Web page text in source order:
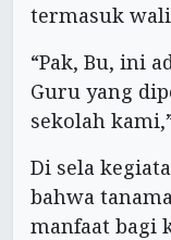
termasuk
“Pak, Bu, ini
Guru yang
sekolah
Di sela
bahwa
manfaat bagi